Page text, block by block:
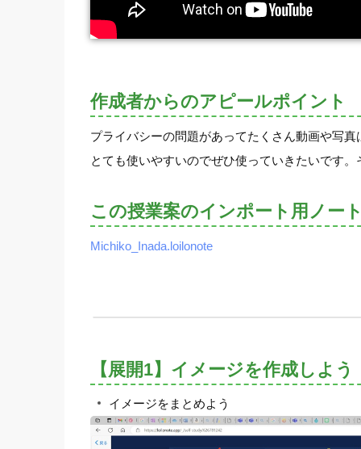
作成者からのアピールポイント
プライバシーの問題があってたくさん動画や写
とても使いやすいのでぜひ使っていきたいです
この授業案のインポート用ノー
Michiko_Inada.loilonote
【展開1】イメージを作成しよう
イメージをまとめよう